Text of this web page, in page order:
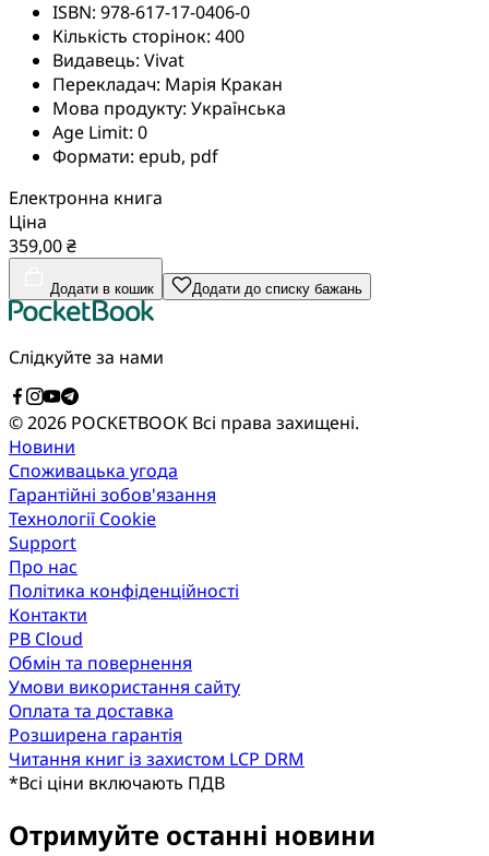
ISBN: 978-617-17-0406-0
Кількість сторінок: 400
Видавець: Vivat
Перекладач: Марія Кракан
Мова продукту: Українська
Age Limit: 0
Формати: epub, pdf
Електронна книга
Ціна
359,00 ₴
Додати в кошик Додати до списку бажань
Слідкуйте за нами
© 2026 POCKETBOOK Всі права захищені.
Новини
Споживацька угода
Гарантійні зобов'язання
Технології Cookie
Support
Про нас
Політика конфіденційності
Контакти
PB Cloud
Обмін та повернення
Умови використання сайту
Оплата та доставка
Розширена гарантія
Читання книг із захистом LCP DRM
*Всі ціни включають ПДВ
Отримуйте останні новини